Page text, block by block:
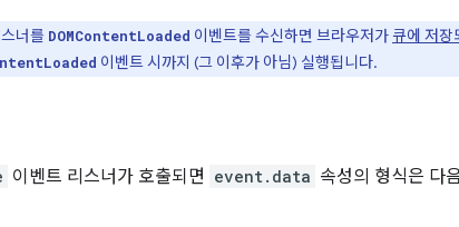
너를 DOMContentLoaded 이벤트를 수신하면 브라우저가 큐에 저장
이벤트 시까지 (그 이후가 아님) 실행됩니다.
이벤트 리스너가 호출되면 event.data 속성의 형식은 다